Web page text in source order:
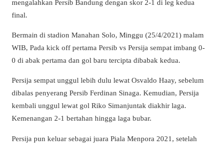
mengalahkan Persib Bandung dengan skor 2-1 di leg kedua
final.
Bermain di stadion Manahan Solo, Minggu (25/4/2021) malam
WIB, Pada kick off pertama Persib vs Persija sempat imbang 0-
0 di abak pertama dan gol baru tercipta dibabak kedua.
Persija sempat unggul lebih dulu lewat Osvaldo Haay, sebelum
dibalas penyerang Persib Ferdinan Sinaga. Kemudian, Persija
kembali unggul lewat gol Riko Simanjuntak diakhir laga.
Kemenangan 2-1 bertahan hingga laga bubar.
Persija pun keluar sebagai juara Piala Menpora 2021, setelah